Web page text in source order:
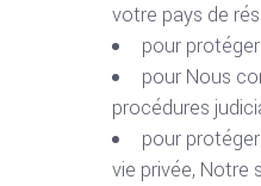
votre pays de
pour
pour Nous
procédures
pour
vie privée, Notre